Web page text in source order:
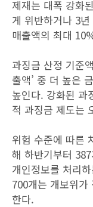
제재는 대폭 강화
게 위반하거나 3
매출액의 최대
과징금 산정 기준
출액’ 중 더 높은
높인다. 강화된 과
적 과징금 제도는
위험 수준에 따른
해 하반기부터
개인정보를 처리
700개는 개보위가
한다.